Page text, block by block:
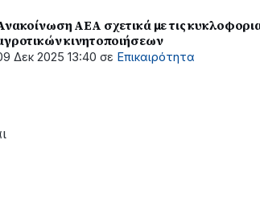
ΑΕΑ σχετικά με τις
κινητοποιήσεων
Δεκ 2025 13:40 σε Επικαιρότητα